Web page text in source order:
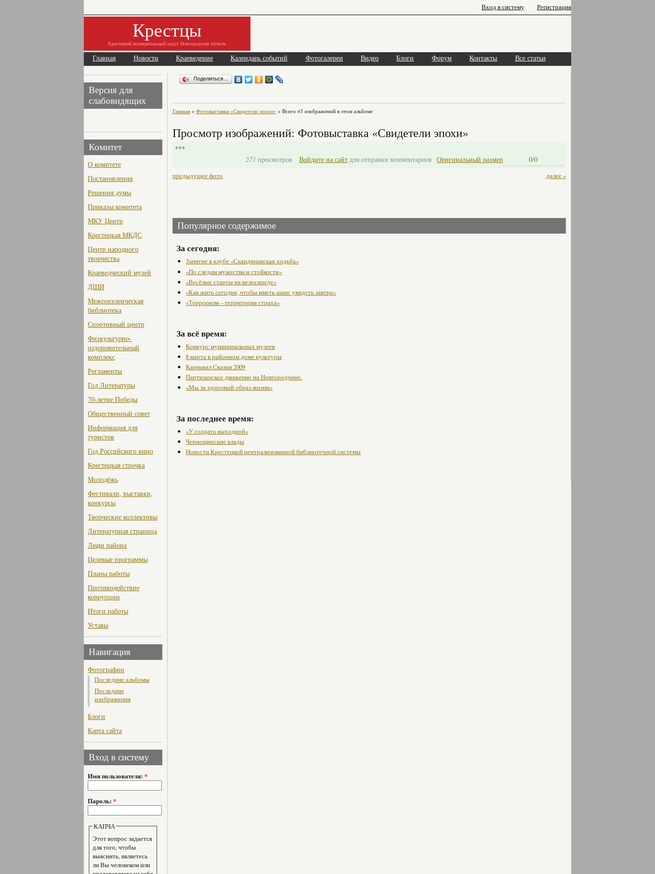
Вход в систему Регистрация
Крестцы
Крестецкий муниципальный округ Новгородская область
Главная Новости Краеведение Календарь событий Фотогалереи Видео Блоги Форум Контакты Все статьи
Версия для
слабовидящих
Комитет
О комитете
Постановления
Решения думы
Приказы комитета
МКУ Центр
Крестецкая МКДС
Центр народного
творчества
Краеведческий музей
ДШИ
Межпоселенческая
библиотека
Спортивный центр
Физкультурно-
оздоровительный
комплекс
Регламенты
Год Литературы
70-летие Победы
Общественный совет
Информация для
туристов
Год Российского кино
Крестецкая строчка
Молодёжь
Фестивали, выставки,
конкурсы
Творческие коллективы
Литературная страница
Люди района
Целевые программы
Планы работы
Противодействие
коррупции
Итоги работы
Уставы
Навигация
Фотографии
Последние альбомы
Последние
изображения
Блоги
Карта сайта
Вход в систему
Имя пользователя: *
Пароль: *
КАПЧА
Этот вопрос задается
для того, чтобы
выяснить, являетесь
ли Вы человеком или
Поделиться…
Главная » Фотовыставка «Свидетели эпохи» » Всего 45 изображений в этом альбоме
Просмотр изображений: Фотовыставка «Свидетели эпохи»
***
0/0
271 просмотров Войдите на сайт для отправки комментариев Оригинальный размер
предыдущее фото далее »
Популярное содержимое
За сегодня:
Занятие в клубе «Скандинавская ходьба»
«По следам мужества и стойкости»
«Весёлые старты на велосипеде»
«Как жить сегодня, чтобы иметь шанс увидеть завтра»
«Терроризм – территория страха»
За всё время:
Конкурс муниципальных музеев
8 марта в районном доме культуры
Карнавал Сказки 2009
Партизанское движение на Новгородчине.
«Мы за здоровый образ жизни»
За последнее время:
«У солдата выходной»
Чернещинские клады
Новости Крестецкой централизованной библиотечной системы